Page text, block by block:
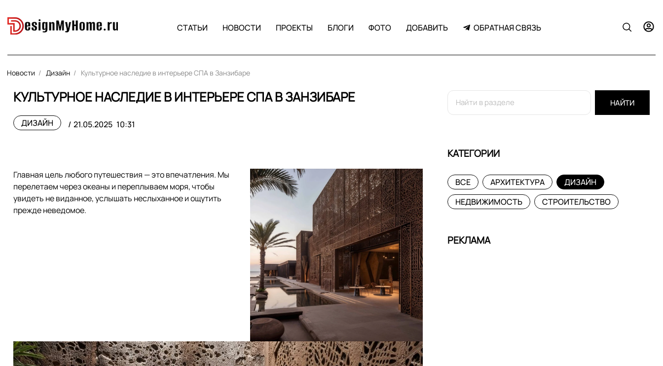
СТАТЬИ НОВОСТИ ПРОЕКТЫ БЛОГИ ФОТО ДОБАВИТЬ ОБРАТНАЯ СВЯЗЬ
Новости Дизайн Культурное наследие в интерьере СПА в Занзибаре
КУЛЬТУРНОЕ НАСЛЕДИЕ В ИНТЕРЬЕРЕ СПА В ЗАНЗИБАРЕ
ДИЗАЙН 21.05.2025 10:31
Главная цель любого путешествия — это впечатления. Мы
перелетаем через океаны и переплываем моря, чтобы
увидеть не виданное, услышать неслыханное и ощутить
прежде неведомое.
НАЙТИ
КАТЕГОРИИ
ВСЕ АРХИТЕКТУРА
ДИЗАЙН
НЕДВИЖИМОСТЬ
СТРОИТЕЛЬСТВО
РЕКЛАМА